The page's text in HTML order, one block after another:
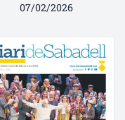
07/02/2026